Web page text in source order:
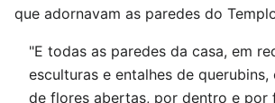
que adornavam as paredes do
"E todas as paredes da casa, em
esculturas e entalhes de querubins,
de flores abertas, por dentro e por